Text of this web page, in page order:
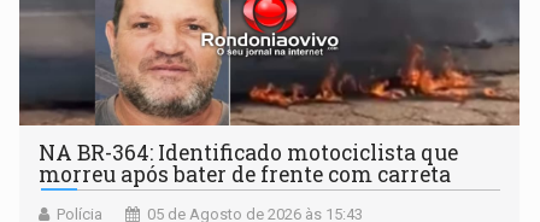
NA BR-364: Identificado motociclista que
morreu após bater de frente com carreta
Polícia 05 de Agosto de 2026 às 15:43